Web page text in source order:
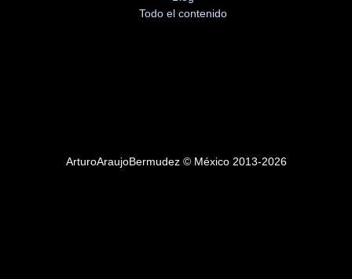
Todo el contenido
ArturoAraujoBermudez © México 2013-2026